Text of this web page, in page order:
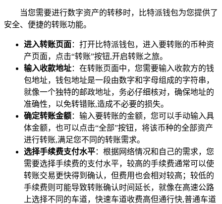
当您需要进行数字资产的转移时，比特派钱包为您提供了
安全、便捷的转账功能。
进入转账页面：打开比特派钱包，进入要转账的币种资
产页面，点击“转账”按钮,开启转账之旅。
输入收款地址：在转账页面中，您需要输入收款方的钱
包地址，钱包地址是一段由数字和字母组成的字符串，
就像一个独特的邮政地址，务必仔细核对，确保地址的
准确性，以免转错账,造成不必要的损失。
确定转账金额：输入要转账的金额，您可以手动输入具
体金额，也可以点击“全部”按钮，将该币种的全部资产
进行转账,满足您不同的转账需求。
选择手续费支付水平：根据网络情况和自己的需求，您
需要选择手续费的支付水平，较高的手续费通常可以使
转账交易更快得到确认，但费用也会相对较高；较低的
手续费则可能导致转账确认时间延长，就像在高速公路
上选择不同的车道，快速车道收费高但通行快,普通车道